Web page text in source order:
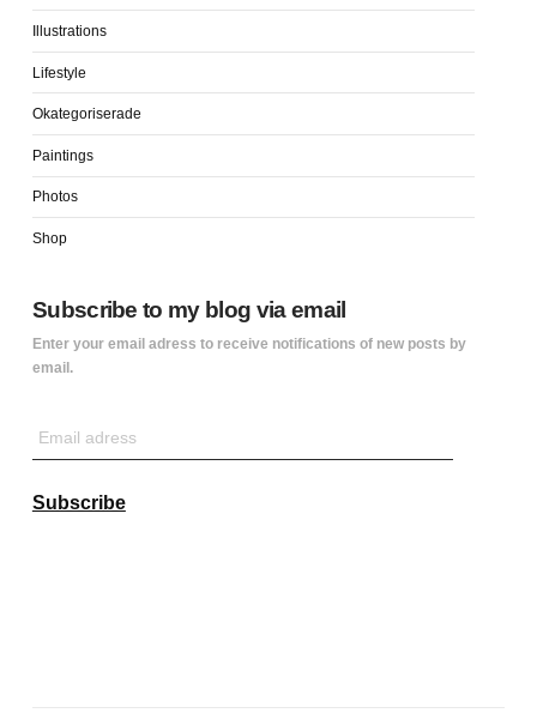
Illustrations
Lifestyle
Okategoriserade
Paintings
Photos
Shop
Subscribe to my blog via email
Enter your email adress to receive notifications of new posts by
email.
Subscribe